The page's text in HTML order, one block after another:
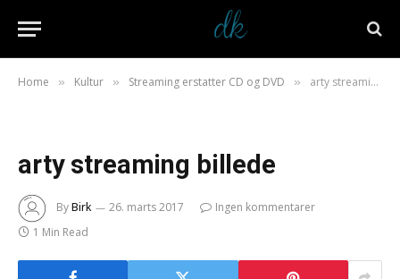
Home » Kultur » Streaming erstatter CD og DVD » arty streaming billede
arty streaming billede
ByBirk 26. marts 2017
Ingen kommentarer
1 Min Read